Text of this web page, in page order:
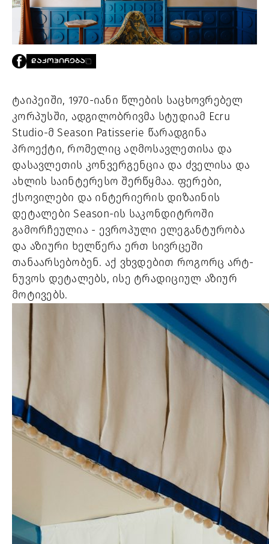
PROJECTS
TV
LIBRARY
SHOP
ᲙᲝᲜᲢᲐᲥᲢᲘ
INFO@HAMMOCKMAGAZINE.GE
ᲩᲕᲔᲜ
ᲨᲔᲡᲐᲮᲔᲑ
STUDIO
ᲓᲐᲙᲝᲞᲘᲠᲔᲑᲐ
ტაიპეიში, 1970-იანი წლების საცხოვრებელ
კორპუსში, ადგილობრივმა სტუდიამ Ecru
Studio-მ Season Patisserie წარადგინა
პროექტი, რომელიც აღმოსავლეთისა და
დასავლეთის კონვერგენცია და ძველისა და
ახლის საინტერესო შერწყმაა. ფერები,
ქსოვილები და ინტერიერის დიზაინის
დეტალები Season-ის საკონდიტროში
გამორჩეულია - ევროპული ელეგანტურობა
და აზიური ხელწერა ერთ სივრცეში
თანაარსებობენ. აქ ვხვდებით როგორც არტ-
ნუვოს დეტალებს, ისე ტრადიციულ აზიურ
მოტივებს.